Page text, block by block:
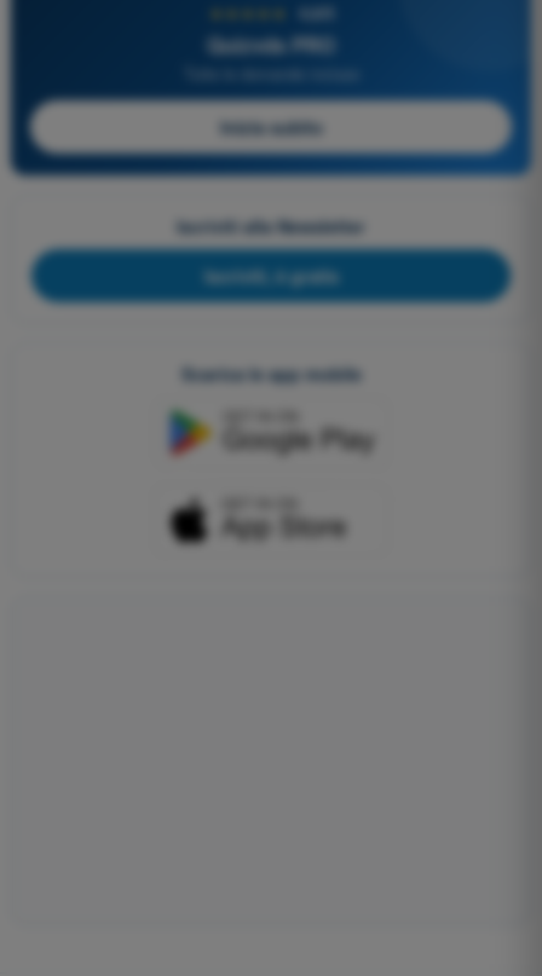
4,6/5
Quizvds PRO
Inizia subito
Iscriviti alla Newsletter
Iscriviti, è gratis
Scarica le app mobile